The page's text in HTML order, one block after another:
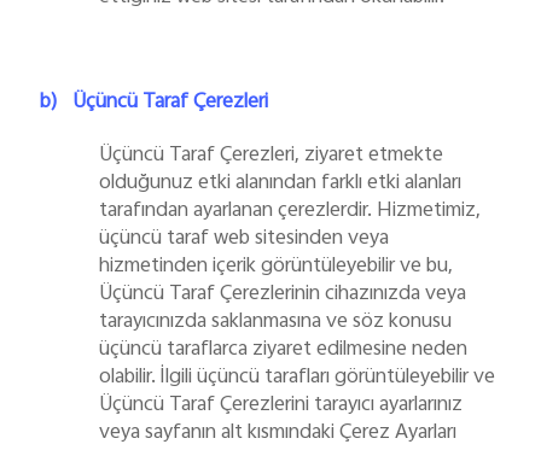
b) Üçüncü Taraf Çerezleri
Üçüncü Taraf Çerezleri, ziyaret etmekte
olduğunuz etki alanından farklı etki alanları
tarafından ayarlanan çerezlerdir. Hizmetimiz,
üçüncü taraf web sitesinden veya
hizmetinden içerik görüntüleyebilir ve bu,
Üçüncü Taraf Çerezlerinin cihazınızda veya
tarayıcınızda saklanmasına ve söz konusu
üçüncü taraflarca ziyaret edilmesine neden
olabilir. İlgili üçüncü tarafları görüntüleyebilir ve
Üçüncü Taraf Çerezlerini tarayıcı ayarlarınız
veya sayfanın alt kısmındaki Çerez Ayarları